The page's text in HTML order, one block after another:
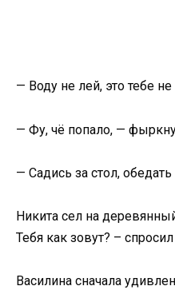
— Воду не лей, это тебе
— Фу, чё попало, —
— Садись за стол,
Никита сел на
Тебя как зовут? –
Василина сначала